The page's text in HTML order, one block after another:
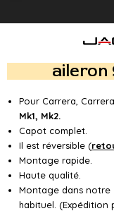
aileron
Pour Carrera,
Mk1, Mk2.
Capot complet.
Il est réversible (
Montage rapide.
Haute qualité.
Montage dans notre
habituel. (Expédition